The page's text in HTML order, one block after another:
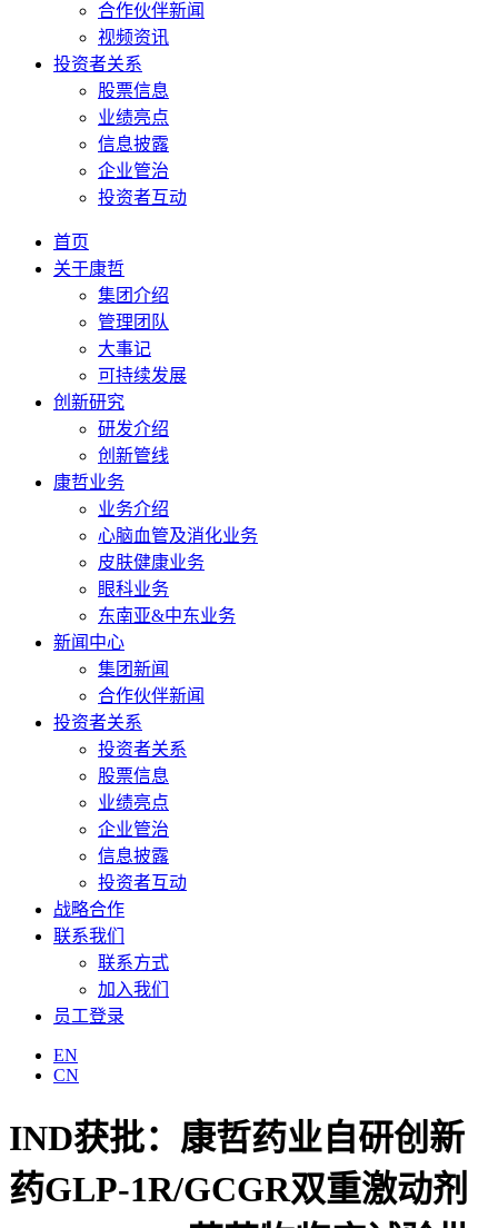
合作伙伴新闻
视频资讯
投资者关系
股票信息
业绩亮点
信息披露
企业管治
投资者互动
首页
关于康哲
集团介绍
管理团队
大事记
可持续发展
创新研究
研发介绍
创新管线
康哲业务
业务介绍
心脑血管及消化业务
皮肤健康业务
眼科业务
东南亚&中东业务
新闻中心
集团新闻
合作伙伴新闻
投资者关系
投资者关系
股票信息
业绩亮点
企业管治
信息披露
投资者互动
战略合作
联系我们
联系方式
加入我们
员工登录
EN
CN
IND获批：康哲药业自研创新
药GLP-1R/GCGR双重激动剂